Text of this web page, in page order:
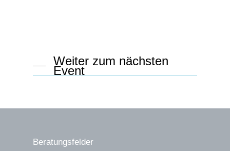
Weiter zum nächsten
Event
Beratungsfelder